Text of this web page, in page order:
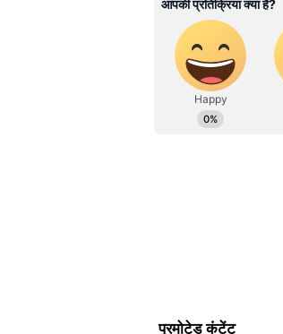
सक्रिय रहे। वह
लिए लगातार
चलता है कि पीएम
यह भी पढ़ें:
में काम कर रहे
रिपोर्टिंग हेड व
अलावा स्पेशल
टीवी तीनों